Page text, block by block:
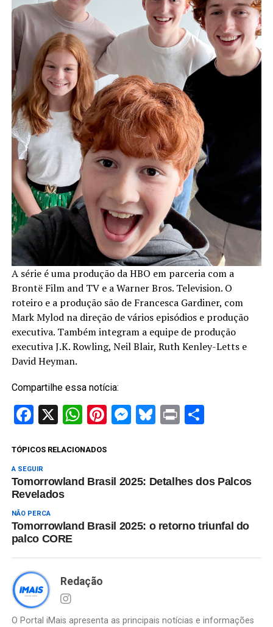
A série é uma produção da HBO em parceria com a
Brontë Film and TV e a Warner Bros. Television. O
roteiro e a produção são de Francesca Gardiner, com
Mark Mylod na direção de vários episódios e produção
executiva. Também integram a equipe de produção
executiva J.K. Rowling, Neil Blair, Ruth Kenley-Letts e
David Heyman.
Compartilhe essa notícia:
Facebook
X WhatsApp
Pinterest
Messenger
Bluesky
PrintShare
TÓPICOS RELACIONADOS
A SEGUIR
Tomorrowland Brasil 2025: Detalhes dos Palcos
Revelados
NÃO PERCA
Tomorrowland Brasil 2025: o retorno triunfal do
palco CORE
Redação
O Portal iMais apresenta as principais notícias e informações